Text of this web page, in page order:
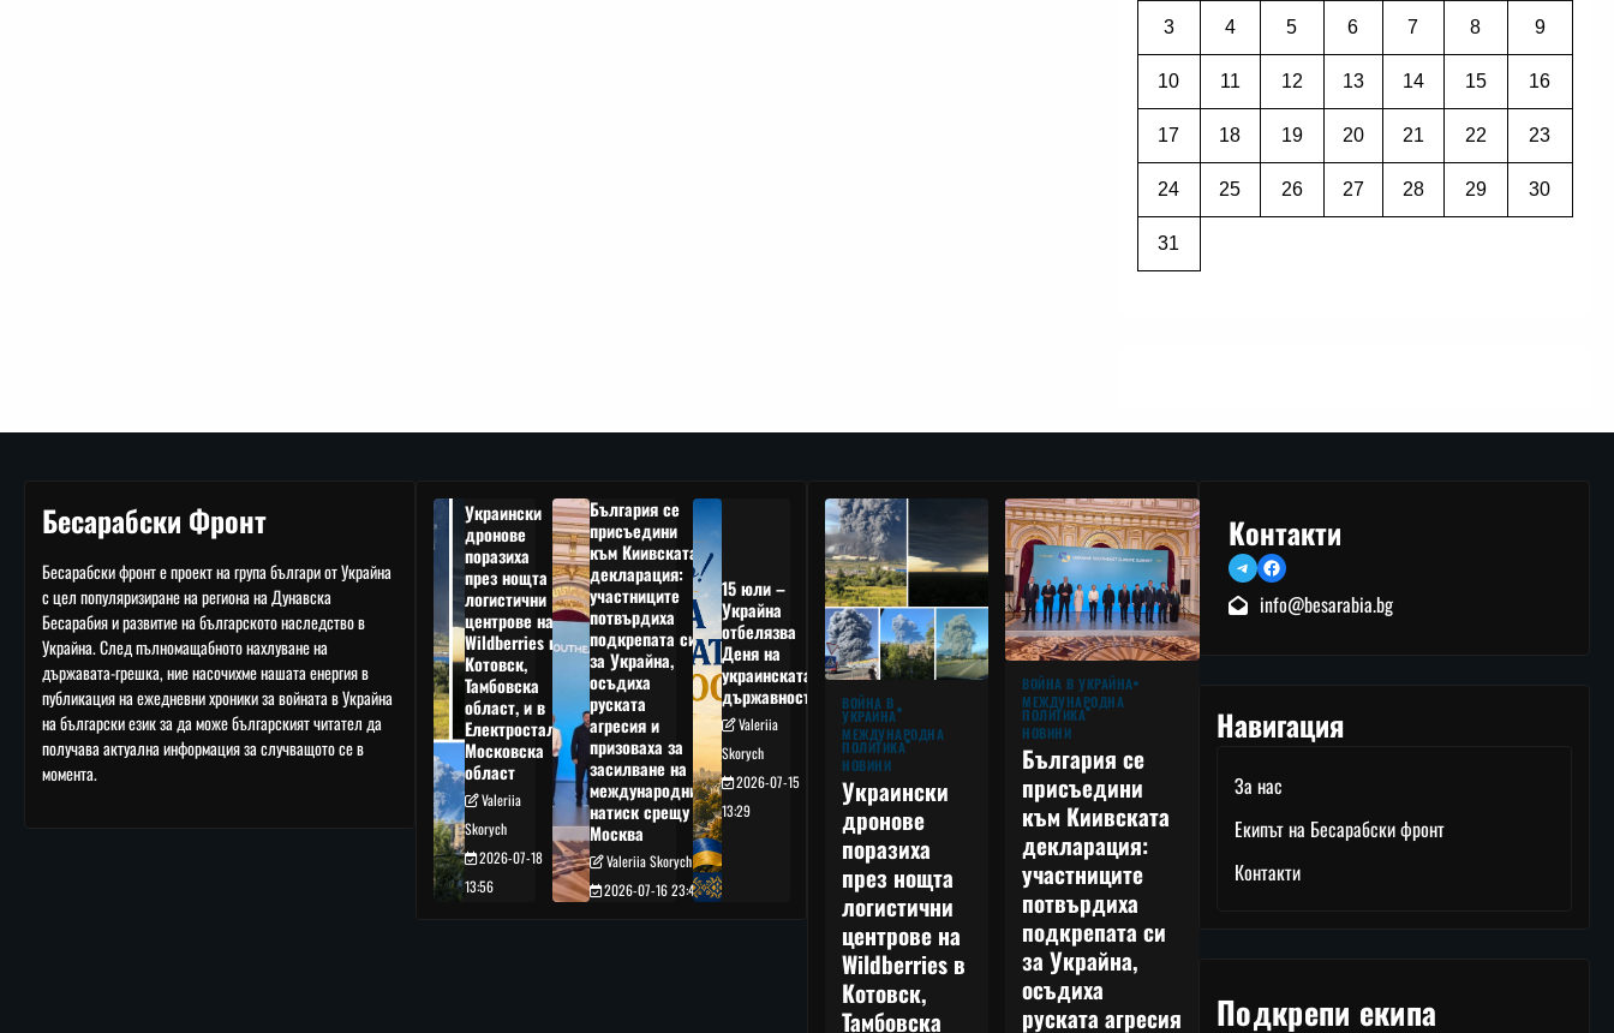
3 4 5 6 7 8 9
10 11 12 13 14 15 16
17 18 19 20 21 22 23
24 25 26 27 28 29 30
31
Бесарабски Фронт
Бесарабски фронт е проект на група българи от Украйна
с цел популяризиране на региона на Дунавска
Бесарабия и развитие на българското наследство в
Украйна. След пълномащабното нахлуване на
държавата-грешка, ние насочихме нашата енергия в
публикация на ежедневни хроники за войната в Украйна
на български език за да може българският читател да
получава актуална информация за случващото се в
момента.
Украински
дронове
поразиха
през нощта
логистични
центрове на
Wildberries в
Котовск,
Тамбовска
област, и в
Електростал,
Московска
област
Valeriia
Skorych
2026-07-18
13:56
България се
присъедини
към Киивската
декларация:
участниците
потвърдиха
подкрепата си
за Украйна,
осъдиха
руската
агресия и
призоваха за
засилване на
международния
натиск срещу
Москва
Valeriia Skorych
2026-07-16 23:49
15 юли –
Украйна
отбелязва
Деня на
украинската
държавност
Valeriia
Skorych
2026-07-15
13:29
ВОЙНА В
УКРАЙНА
МЕЖДУНАРОДНА
ПОЛИТИКА
НОВИНИ
Украински
дронове
поразиха
през нощта
логистични
центрове на
Wildberries в
Котовск,
Тамбовска
ВОЙНА В УКРАЙНА
МЕЖДУНАРОДНА
ПОЛИТИКА
НОВИНИ
България се
присъедини
към Киивската
декларация:
участниците
потвърдиха
подкрепата си
за Украйна,
осъдиха
руската агресия
Контакти
TelegramFacebook
info@besarabia.bg
Навигация
За нас
Екипът на Бесарабски фронт
Контакти
Подкрепи екипа